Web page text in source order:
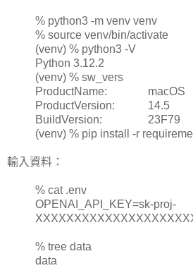
% python3 -m venv venv
% source venv/bin/activate
(venv) % python3 -V
Python 3.12.2
(venv) % sw_vers
ProductName:
macOS
ProductVersion:
14.5
BuildVersion:
23F79
(venv) % pip install -r
輸入資料：
% cat .env
OPENAI_API_KEY=sk-proj-
% tree data
data